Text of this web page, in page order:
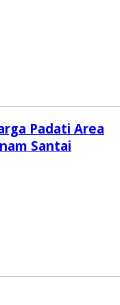
Padati Area
Santai